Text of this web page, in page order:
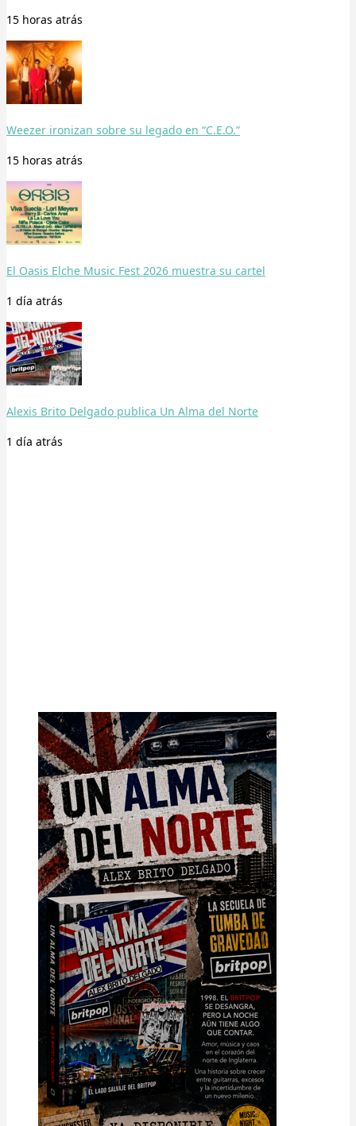
15 horas atrás
Weezer ironizan sobre su legado en “C.E.O.”
15 horas atrás
El Oasis Elche Music Fest 2026 muestra su cartel
1 día atrás
Alexis Brito Delgado publica Un Alma del Norte
1 día atrás